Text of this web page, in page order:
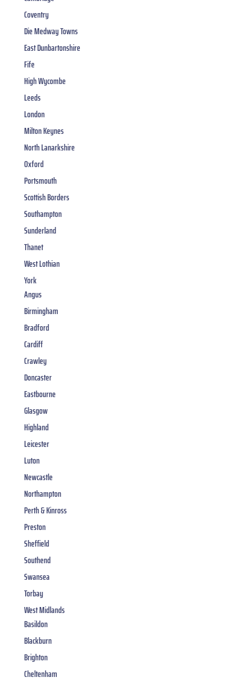
Coventry
Die Medway Towns
East Dunbartonshire
Fife
High Wycombe
Leeds
London
Milton Keynes
North Lanarkshire
Oxford
Portsmouth
Scottish Borders
Southampton
Sunderland
Thanet
West Lothian
York
Angus
Birmingham
Bradford
Cardiff
Crawley
Doncaster
Eastbourne
Glasgow
Highland
Leicester
Luton
Newcastle
Northampton
Perth & Kinross
Preston
Sheffield
Southend
Swansea
Torbay
West Midlands
Basildon
Blackburn
Brighton
Cheltenham